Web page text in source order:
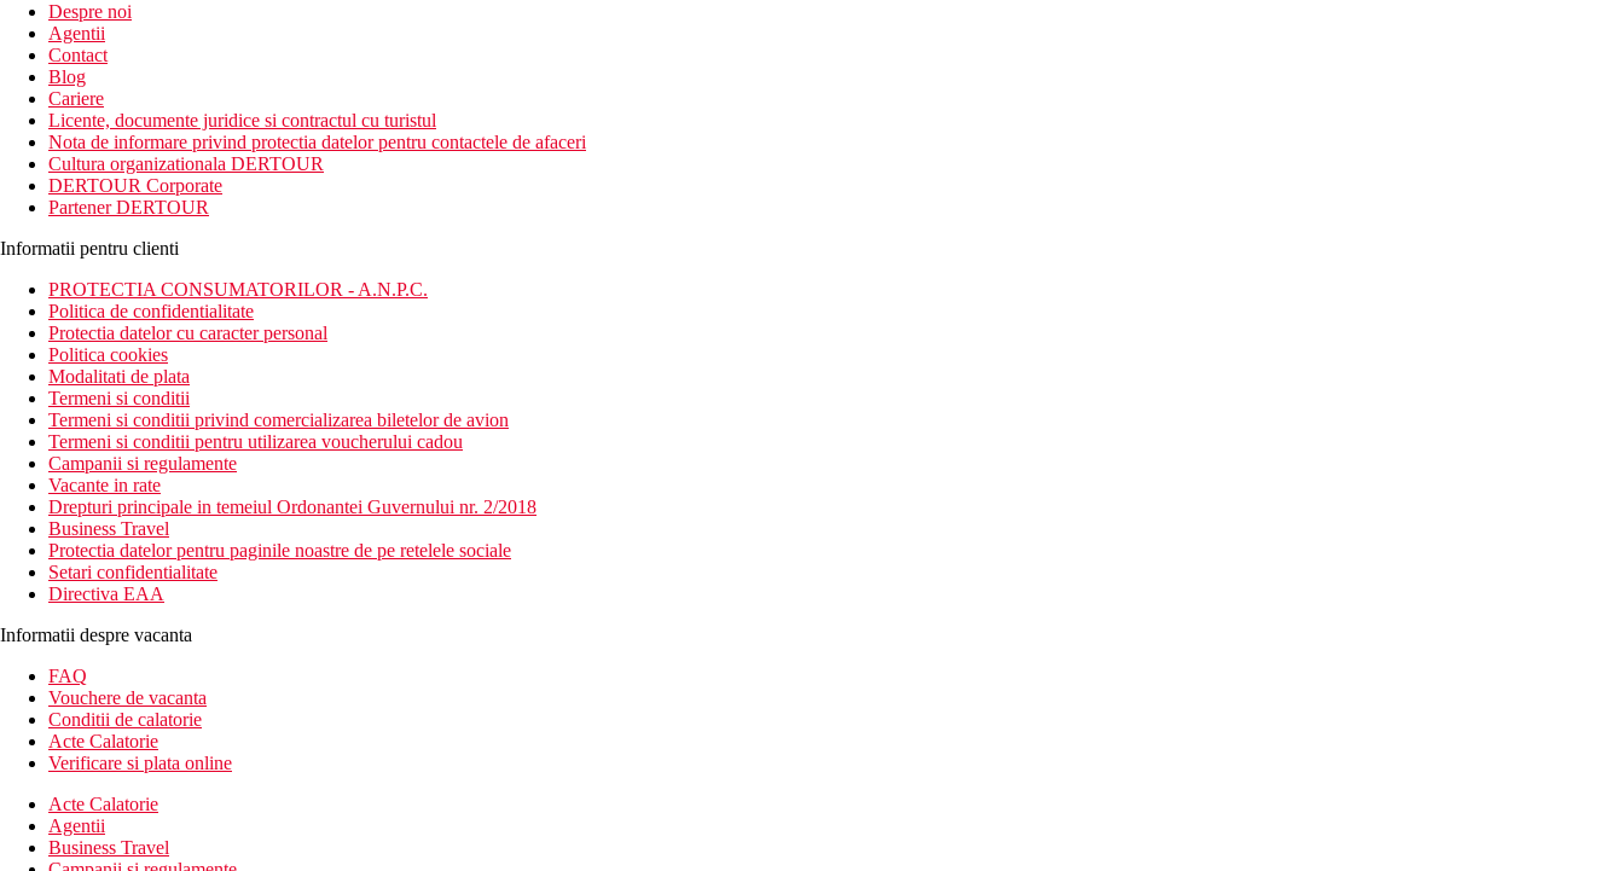
Despre noi
Agentii
Contact
Blog
Cariere
Licente, documente juridice si contractul cu turistul
Nota de informare privind protectia datelor pentru contactele de afaceri
Cultura organizationala DERTOUR
DERTOUR Corporate
Partener DERTOUR
Informatii pentru clienti
PROTECTIA CONSUMATORILOR - A.N.P.C.
Politica de confidentialitate
Protectia datelor cu caracter personal
Politica cookies
Modalitati de plata
Termeni si conditii
Termeni si conditii privind comercializarea biletelor de avion
Termeni si conditii pentru utilizarea voucherului cadou
Campanii si regulamente
Vacante in rate
Drepturi principale in temeiul Ordonantei Guvernului nr. 2/2018
Business Travel
Protectia datelor pentru paginile noastre de pe retelele sociale
Setari confidentialitate
Directiva EAA
Informatii despre vacanta
FAQ
Vouchere de vacanta
Conditii de calatorie
Acte Calatorie
Verificare si plata online
Acte Calatorie
Agentii
Business Travel